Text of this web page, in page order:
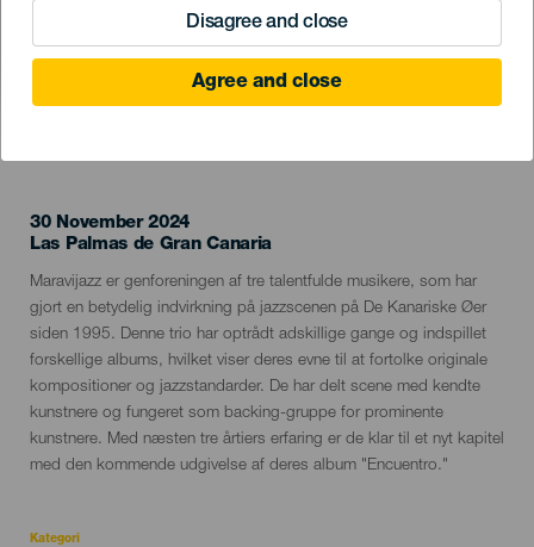
Disagree and close
Agree and close
30 November 2024
Localidad
Las Palmas de Gran Canaria
Descripción
del
evento
Maravijazz er genforeningen af tre talentfulde musikere, som har
gjort en betydelig indvirkning på jazzscenen på De Kanariske Øer
siden 1995. Denne trio har optrådt adskillige gange og indspillet
forskellige albums, hvilket viser deres evne til at fortolke originale
kompositioner og jazzstandarder. De har delt scene med kendte
kunstnere og fungeret som backing-gruppe for prominente
kunstnere. Med næsten tre årtiers erfaring er de klar til et nyt kapitel
med den kommende udgivelse af deres album "Encuentro."
Kategori